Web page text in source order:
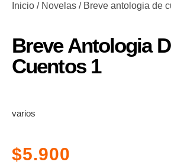
Inicio / Novelas / Breve antologia de
Breve Antologia
Cuentos 1
varios
$5.900